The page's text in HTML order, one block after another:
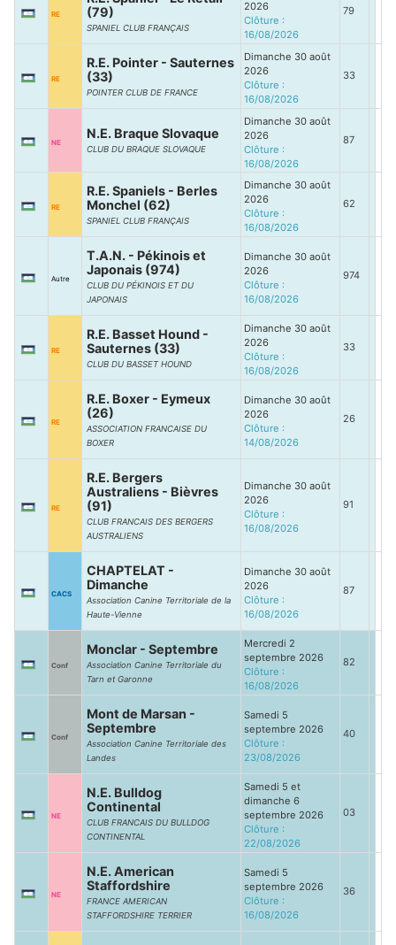
RE
(79)
SPANIEL CLUB FRANÇAIS
2026
Clôture :
16/08/2026
79
RE
R.E. Pointer - Sauternes
(33)
POINTER CLUB DE FRANCE
Dimanche 30 août
2026
Clôture :
16/08/2026
33
NE
N.E. Braque Slovaque
CLUB DU BRAQUE SLOVAQUE
Dimanche 30 août
2026
Clôture :
16/08/2026
87
RE
R.E. Spaniels - Berles
Monchel (62)
SPANIEL CLUB FRANÇAIS
Dimanche 30 août
2026
Clôture :
16/08/2026
62
Autre
T.A.N. - Pékinois et
Japonais (974)
CLUB DU PÉKINOIS ET DU
JAPONAIS
Dimanche 30 août
2026
Clôture :
16/08/2026
974
RE
R.E. Basset Hound -
Sauternes (33)
CLUB DU BASSET HOUND
Dimanche 30 août
2026
Clôture :
16/08/2026
33
RE
R.E. Boxer - Eymeux
(26)
ASSOCIATION FRANCAISE DU
BOXER
Dimanche 30 août
2026
Clôture :
14/08/2026
26
RE
R.E. Bergers
Australiens - Bièvres
(91)
CLUB FRANCAIS DES BERGERS
AUSTRALIENS
Dimanche 30 août
2026
Clôture :
16/08/2026
91
CACS
CHAPTELAT -
Dimanche
Association Canine Territoriale de la
Haute-Vienne
Dimanche 30 août
2026
Clôture :
16/08/2026
87
Conf
Monclar - Septembre
Association Canine Territoriale du
Tarn et Garonne
Mercredi 2
septembre 2026
Clôture :
16/08/2026
82
Conf
Mont de Marsan -
Septembre
Association Canine Territoriale des
Landes
Samedi 5
septembre 2026
Clôture :
23/08/2026
40
NE
N.E. Bulldog
Continental
CLUB FRANCAIS DU BULLDOG
CONTINENTAL
Samedi 5 et
dimanche 6
septembre 2026
Clôture :
22/08/2026
03
NE
N.E. American
Staffordshire
FRANCE AMERICAN
STAFFORDSHIRE TERRIER
Samedi 5
septembre 2026
Clôture :
16/08/2026
36